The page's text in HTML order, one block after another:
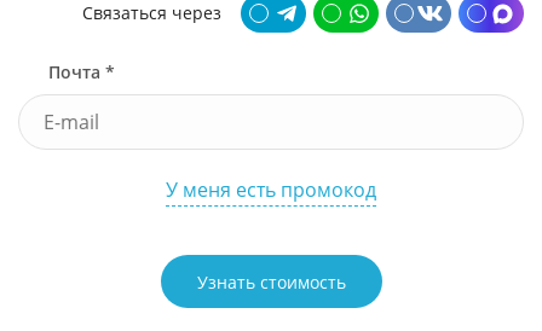
Связаться через
Почта *
У меня есть промокод
Узнать стоимость